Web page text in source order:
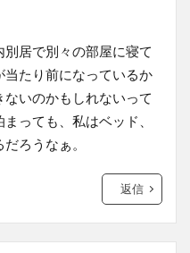
居で別々の部屋に寝て
たり前になっているか
いのかもしれないって
っても、私はベッド、
ろうなぁ。
返信